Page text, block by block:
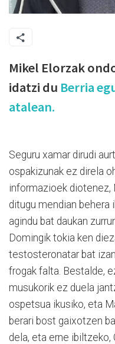
Mikel Elorzak
idatzi du Berria
atalean.
Seguru xamar dirudi
ospakizunak ez direla
informazioek diotenez,
ditugu mendian behera
agindu bat daukan
Domingik tokia ken
testosteronatar bat
frogak falta. Bestalde,
musukorik ez duela
ospetsua ikusiko, eta
berari bost gaixotzen
dela, eta erne ibiltzeko,